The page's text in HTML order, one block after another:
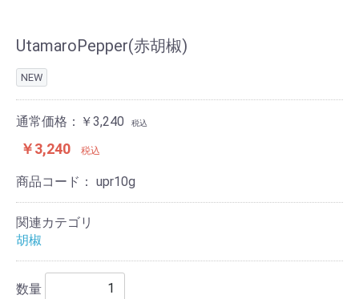
UtamaroPepper(赤胡椒)
NEW
通常価格：￥3,240 税込
￥3,240 税込
商品コード： upr10g
関連カテゴリ
胡椒
数量